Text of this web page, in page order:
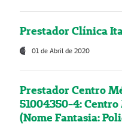
Prestador Clínica
01 de Abril de 2020
Prestador Centro
51004350-4:
(Nome Fantasia: